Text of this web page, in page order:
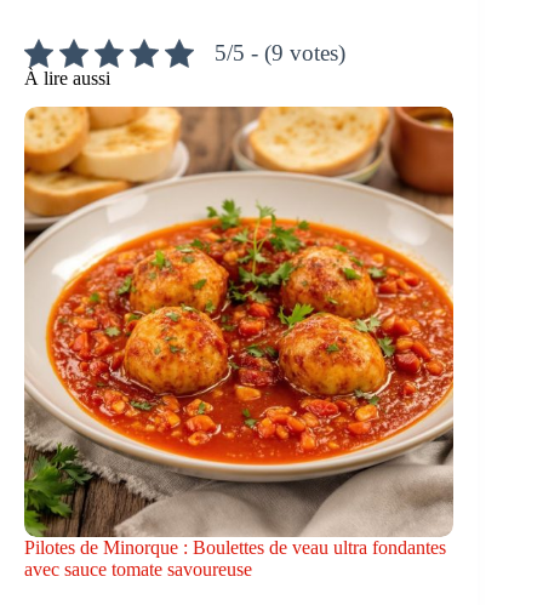
5/5 - (9 votes)
À lire aussi
Pilotes de Minorque : Boulettes de veau ultra fondantes
avec sauce tomate savoureuse